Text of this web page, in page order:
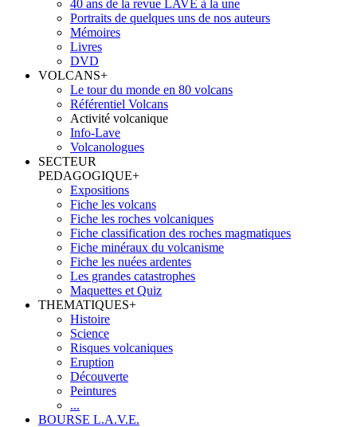
40 ans de la revue LAVE à la une
Portraits de quelques uns de nos auteurs
Mémoires
Livres
DVD
VOLCANS+
Le tour du monde en 80 volcans
Référentiel Volcans
Activité volcanique
Info-Lave
Volcanologues
SECTEUR
PEDAGOGIQUE+
Expositions
Fiche les volcans
Fiche les roches volcaniques
Fiche classification des roches magmatiques
Fiche minéraux du volcanisme
Fiche les nuées ardentes
Les grandes catastrophes
Maquettes et Quiz
THEMATIQUES+
Histoire
Science
Risques volcaniques
Eruption
Découverte
Peintures
...
BOURSE L.A.V.E.